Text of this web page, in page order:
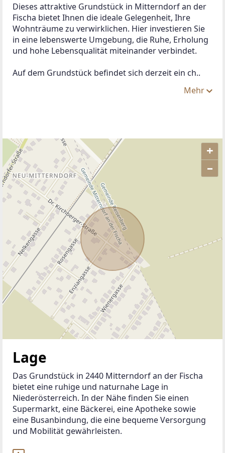
Dieses attraktive Grundstück in Mitterndorf an der
Fischa bietet Ihnen die ideale Gelegenheit, Ihre
Wohnträume zu verwirklichen. Hier investieren Sie
in eine lebenswerte Umgebung, die Ruhe, Erholung
und hohe Lebensqualität miteinander verbindet.
Auf dem Grundstück befindet sich derzeit ein ch..
Mehr
+
–
ANBIETER KONTAKTIEREN
Lage
Das Grundstück in 2440 Mitterndorf an der Fischa
bietet eine ruhige und naturnahe Lage in
Niederösterreich. In der Nähe finden Sie einen
Supermarkt, eine Bäckerei, eine Apotheke sowie
eine Busanbindung, die eine bequeme Versorgung
und Mobilität gewährleisten.